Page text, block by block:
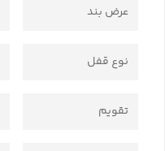
عرض بند
نوع قفل
تقویم